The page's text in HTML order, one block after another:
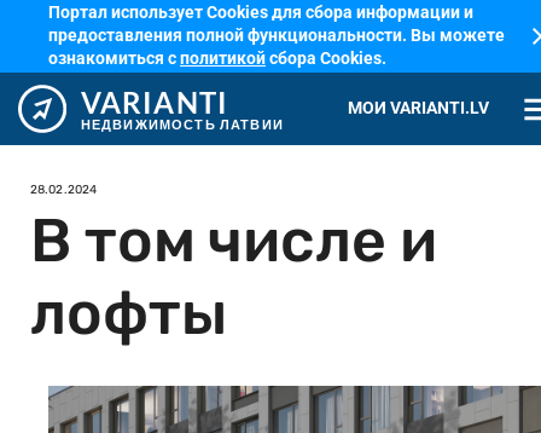
Портал использует Cookies для сбора информации и
предоставления полной функциональности. Вы можете
ознакомиться сполитикойсбора Cookies.
VARIANTI
НЕДВИЖИМОСТЬ ЛАТВИИ
МОИ VARIANTI.LV
28.02.2024
В том числе и
лофты